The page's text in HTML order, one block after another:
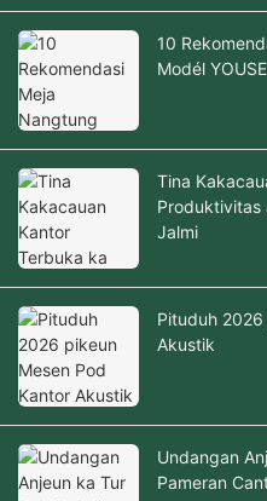
10
Modél
Tina
Produktivitas
Jalmi
Pituduh
Akustik
Undangan
Pameran